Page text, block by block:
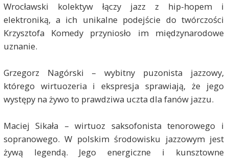
Wrocławski kolektyw łączy jazz z hip-hopem i
elektroniką, a ich unikalne podejście do twórczości
Krzysztofa Komedy przyniosło im międzynarodowe
uznanie.
Grzegorz Nagórski – wybitny puzonista jazzowy,
którego wirtuozeria i ekspresja sprawiają, że jego
występy na żywo to prawdziwa uczta dla fanów jazzu.
Maciej Sikała – wirtuoz saksofonista tenorowego i
sopranowego. W polskim środowisku jazzowym jest
żywą legendą. Jego energiczne i kunsztowne